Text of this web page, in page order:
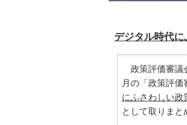
デジタル時代
政策評価審議
月の「政策評
にふさわしい政
として取りまと